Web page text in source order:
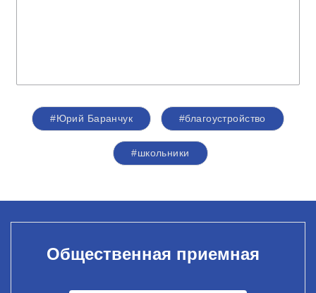
#Юрий Баранчук #благоустройство
#школьники
Общественная приемная